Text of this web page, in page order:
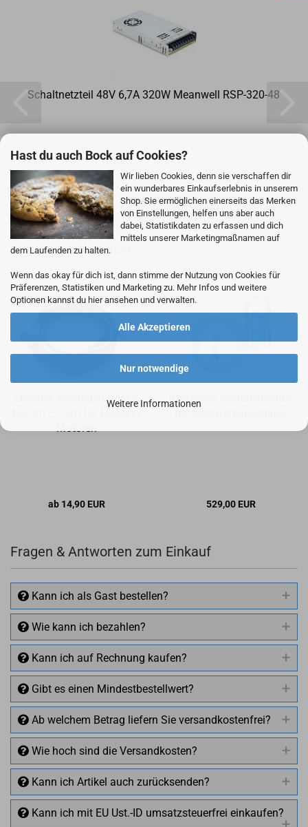
Hast du auch Bock auf Cookies?
Wir lieben Cookies, denn sie verschaffen dir
ein wunderbares Einkaufserlebnis in unserem
Shop. Sie ermöglichen einerseits das Merken
von Einstellungen, helfen uns aber auch
dabei, Statistikdaten zu erfassen und dich
mittels unserer Marketingmaßnamen auf
dem Laufenden zu halten.
Wenn das okay für dich ist, dann stimme der Nutzung von Cookies für
Präferenzen, Statistiken und Marketing zu. Mehr Infos und weitere
Optionen kannst du hier ansehen und verwalten.
Alle Akzeptieren
Nur notwendige
Weitere Informationen
Schalt­netz­teil 48V 6,7A 320W Me­an­well RSP-​320-​48
UVP 64,90 EUR
Nur 48,30 EUR
Kunden kaufen auch
En­co­der Ver­län­ge­rungs­ka­
Mo­to­ren
ab 14,90 EUR
Be­a­mi­con Hand­be­dien­teil
529,00 EUR
Fragen & Antworten zum Einkauf
Kann ich als Gast bestellen?
Wie kann ich bezahlen?
Kann ich auf Rechnung kaufen?
Gibt es einen Mindestbestellwert?
Ab welchem Betrag liefern Sie versandkostenfrei?
Wie hoch sind die Versandkosten?
Kann ich Artikel auch zurücksenden?
Kann ich mit EU Ust.-ID umsatzsteuerfrei einkaufen?